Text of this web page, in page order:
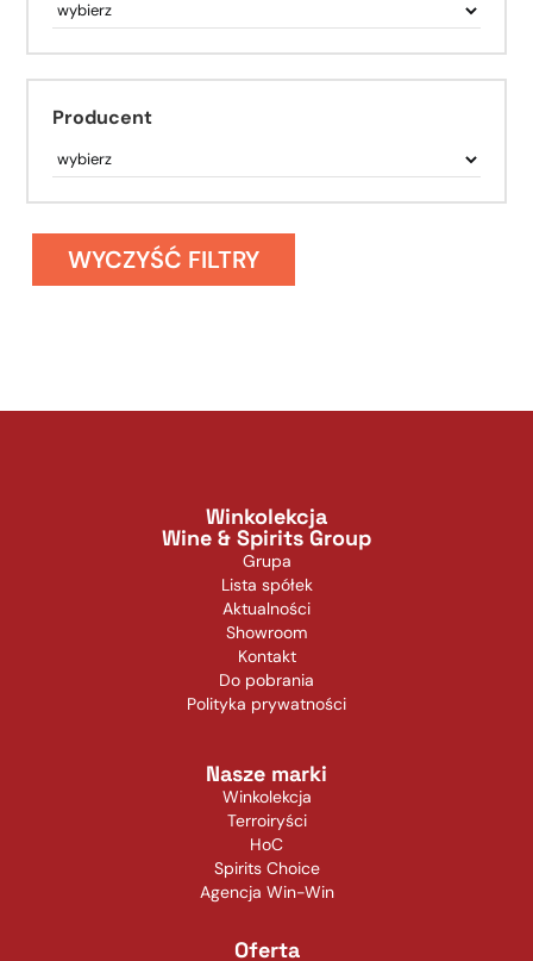
Producent
WYCZYŚĆ FILTRY
Winkolekcja
Wine & Spirits Group
Grupa
Lista spółek
Aktualności
Showroom
Kontakt
Do pobrania
Polityka prywatności
Nasze marki
Winkolekcja
Terroiryści
HoC
Spirits Choice
Agencja Win-Win
Oferta